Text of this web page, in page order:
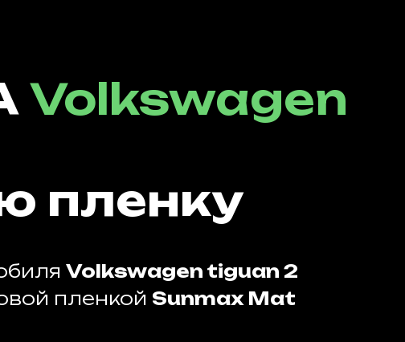
Volkswagen
пленку
Volkswagen tiguan 2
пленкой Sunmax Mat